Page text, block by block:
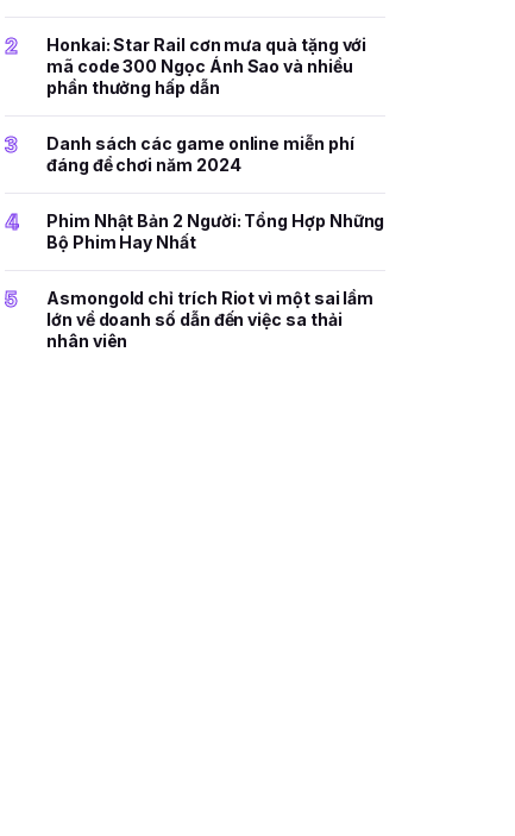
2
Honkai: Star Rail cơn mưa quà tặng với
mã code 300 Ngọc Ánh Sao và nhiều
phần thưởng hấp dẫn
3
Danh sách các game online miễn phí
đáng để chơi năm 2024
4
Phim Nhật Bản 2 Người: Tổng Hợp Những
Bộ Phim Hay Nhất
5
Asmongold chỉ trích Riot vì một sai lầm
lớn về doanh số dẫn đến việc sa thải
nhân viên